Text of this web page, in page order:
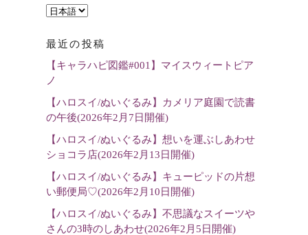
言
を
選
最近の投稿
【キャラハピ図鑑#001】マイスウィートピア
ノ
【ハロスイ/ぬいぐるみ】カメリア庭園で読書
の午後(2026年2月7日開催)
【ハロスイ/ぬいぐるみ】想いを運ぶしあわせ
ショコラ店(2026年2月13日開催)
【ハロスイ/ぬいぐるみ】キューピッドの片想
い郵便局♡(2026年2月10日開催)
【ハロスイ/ぬいぐるみ】不思議なスイーツや
さんの3時のしあわせ(2026年2月5日開催)